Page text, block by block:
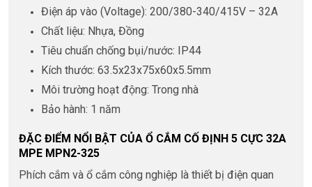
Điện áp vào (Voltage): 200/380-340/415V – 32A
Chất liệu: Nhựa, Đồng
Tiêu chuẩn chống bụi/nước: IP44
Kích thước: 63.5x23x75x60x5.5mm
Môi trường hoạt động: Trong nhà
Bảo hành: 1 năm
ĐẶC ĐIỂM NỔI BẬT CỦA Ổ CẮM CỐ ĐỊNH 5 CỰC 32A
MPE MPN2-325
Phích cắm và ổ cắm công nghiệp là thiết bị điện quan